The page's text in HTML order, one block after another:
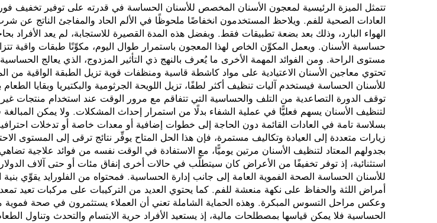
تتمثل الميزة الرئيسية لمعجون الأسنان المخصص للأسنان الحساسة في قدرته على توفير
العادات الصحية للفم. ويلاحظ المستخدمون انخفاضًا ملحوظًا في الألم الحاد والمفاجئ الناتج عن
الهواء البارد، وذلك بعد بضعة تطبيقات فقط. وبفضل هذه المدة القصيرة للاستجابة، لم يعد الأفراد
حساسية الأسنان. ويعمل المكوِّن الخاص لهذا المعجون باستمرار طوال اليوم، مكوِّنًا طبقات واقية
مستوى الراحة. ومن الفوائد المهمة الأخرى ما يُعرف بالنهج ذي التأثير المزدوج، الذي يعالج
تحتوي معاجين الأسنان الاعتيادية على مواد كاشطة قاسية ومنظفات قوية تزيل الطبقة الواقية
للأسنان الحساسة فيستخدم آليات تنظيف أكثر لطفًا، تزيل اللويحة الجرثومية والبكتيريا وبقايا
توقف الدورة التصاعدية من التلف والحساسية التي تتفاقم مع مرور الوقت عند استخدام منتجات غير
لتنظيف الأسنان يسهم فعليًّا في عملية الشفاء بدلًا من استمرار إحداث المشكلات. ولا يمكن
بسلاسة تامة في العادات القائمة دون الحاجة إلى خطوات إضافية أو معدات خاصة أو تدخلات
زيارات متعددة إلى العيادة وتكاليف مستمرة، فإن هذا الحل المتاح يوفِّر نتائج ترقى إلى المستوى
بجدولهم المعتاد لتنظيف الأسنان مرتين يوميًّا، مع الاستفادة في الوقت نفسه من فوائد علاجية
استثنائية، إذ توفر تخفيفًا من الأعراض كان سيتطلَّب في حالات أخرى إنفاق مئات أو حتى آلاف
للأسنان الحساسة الصحة الفموية العامة إلى جانب إدارة الحساسية. فمحتواه من الفلورايد يقوِّي
أمراض اللثة والحفاظ على نكهة منعشة للفم. كما يحتوي العديد من التركيبات على مركبات تعيد
وعكس مراحل التسوس المبكرة. وهذه الحماية الشاملة تعني أن العملاء يستثمرون في صحة فموية
الحساسية فلا يمكن قياسها بمصطلحات مالية، إذ يستعيد الأفراد حرية الابتسام والتحدث وتناول